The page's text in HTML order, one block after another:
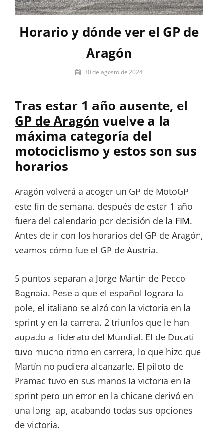
Horario y dónde ver el GP de
Aragón
Por
Paquet
30 de agosto de 2024
Tras estar 1 año ausente, el
GP de Aragón vuelve a la
máxima categoría del
motociclismo y estos son sus
horarios
Aragón volverá a acoger un GP de MotoGP
este fin de semana, después de estar 1 año
fuera del calendario por decisión de la FIM.
Antes de ir con los horarios del GP de Aragón,
veamos cómo fue el GP de Austria.
5 puntos separan a Jorge Martín de Pecco
Bagnaia. Pese a que el español lograra la
pole, el italiano se alzó con la victoria en la
sprint y en la carrera. 2 triunfos que le han
aupado al liderato del Mundial. El de Ducati
tuvo mucho ritmo en carrera, lo que hizo que
Martín no pudiera alcanzarle. El piloto de
Pramac tuvo en sus manos la victoria en la
sprint pero un error en la chicane derivó en
una long lap, acabando todas sus opciones
de victoria.